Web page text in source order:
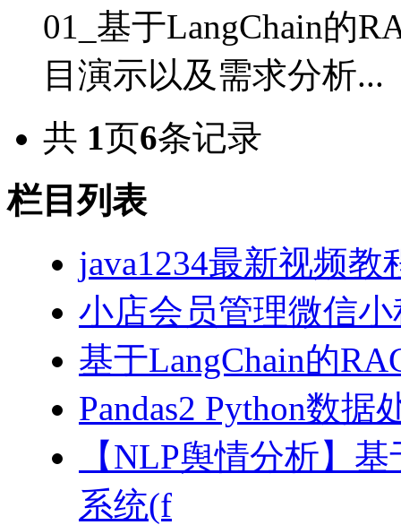
01_基于LangChain的
目演示以及需求分析...
共 1页6条记录
栏目列表
java1234最新视频教
小店会员管理微信
基于LangChain的
Pandas2 Python数
【NLP舆情分析】
系统(f